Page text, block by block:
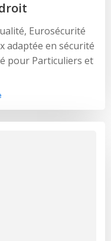
Eurosécurité
adaptée en sécurité
pour Particuliers et